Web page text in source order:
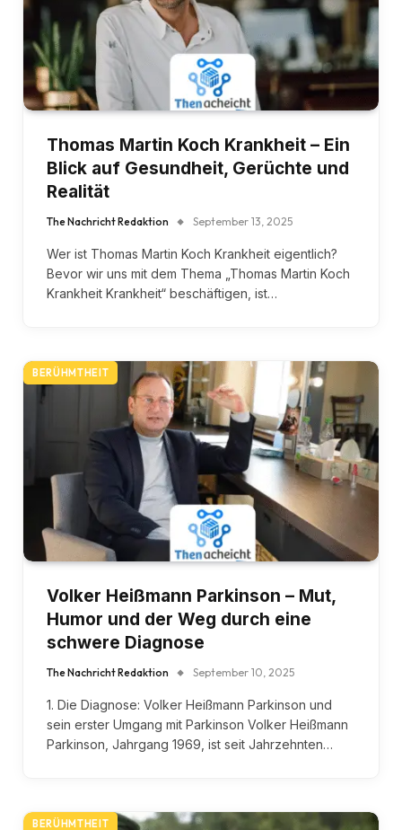
Thomas Martin Koch Krankheit – Ein
Blick auf Gesundheit, Gerüchte und
Realität
The Nachricht Redaktion September 13, 2025
Wer ist Thomas Martin Koch Krankheit eigentlich?
Bevor wir uns mit dem Thema „Thomas Martin Koch
Krankheit Krankheit“ beschäftigen, ist…
BERÜHMTHEIT
Volker Heißmann Parkinson – Mut,
Humor und der Weg durch eine
schwere Diagnose
The Nachricht Redaktion September 10, 2025
1. Die Diagnose: Volker Heißmann Parkinson und
sein erster Umgang mit Parkinson Volker Heißmann
Parkinson, Jahrgang 1969, ist seit Jahrzehnten…
BERÜHMTHEIT